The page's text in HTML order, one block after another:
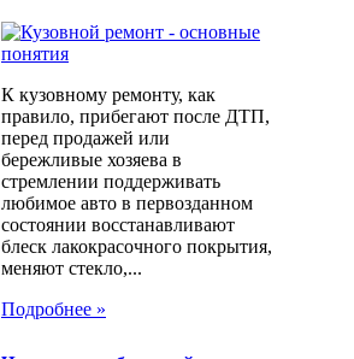
К кузовному ремонту, как
правило, прибегают после ДТП,
перед продажей или
бережливые хозяева в
стремлении поддерживать
любимое авто в первозданном
состоянии восстанавливают
блеск лакокрасочного покрытия,
меняют стекло,...
Подробнее »